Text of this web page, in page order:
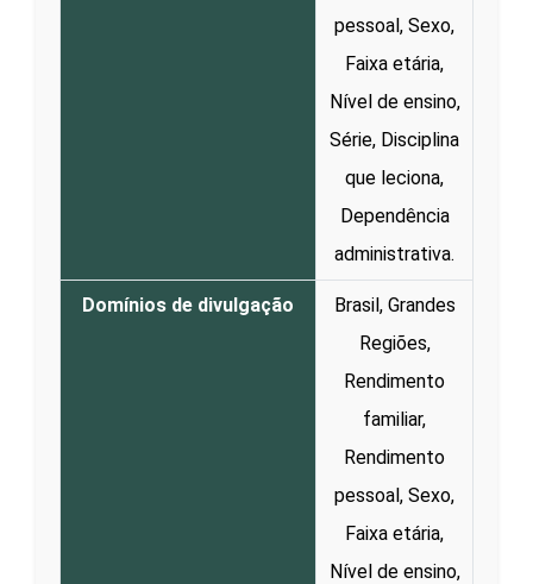
pessoal, Sexo,
Faixa etária,
Nível de ensino,
Série, Disciplina
que leciona,
Dependência
administrativa.
Domínios de divulgação
Brasil, Grandes
Regiões,
Rendimento
familiar,
Rendimento
pessoal, Sexo,
Faixa etária,
Nível de ensino,